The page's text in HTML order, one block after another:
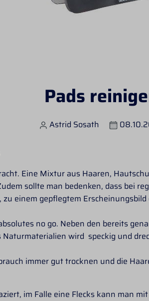
Pads
Astrid Sosath
Eine Mixtur aus Haaren,
sollte man bedenken, dass bei
einem gepflegtem
no go. Neben den bereits
Naturmaterialien wird speckig und
immer gut trocknen und die
im Falle eine Flecks kann man